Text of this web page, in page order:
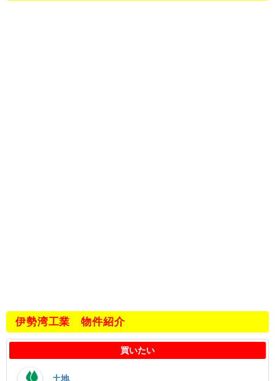
伊勢湾工業 物件紹介
買いたい
土地